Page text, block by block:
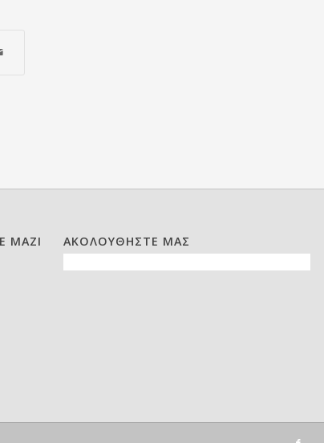
ΜΑΖΙ ΑΚΟΛΟΥΘΗΣΤΕ ΜΑΣ